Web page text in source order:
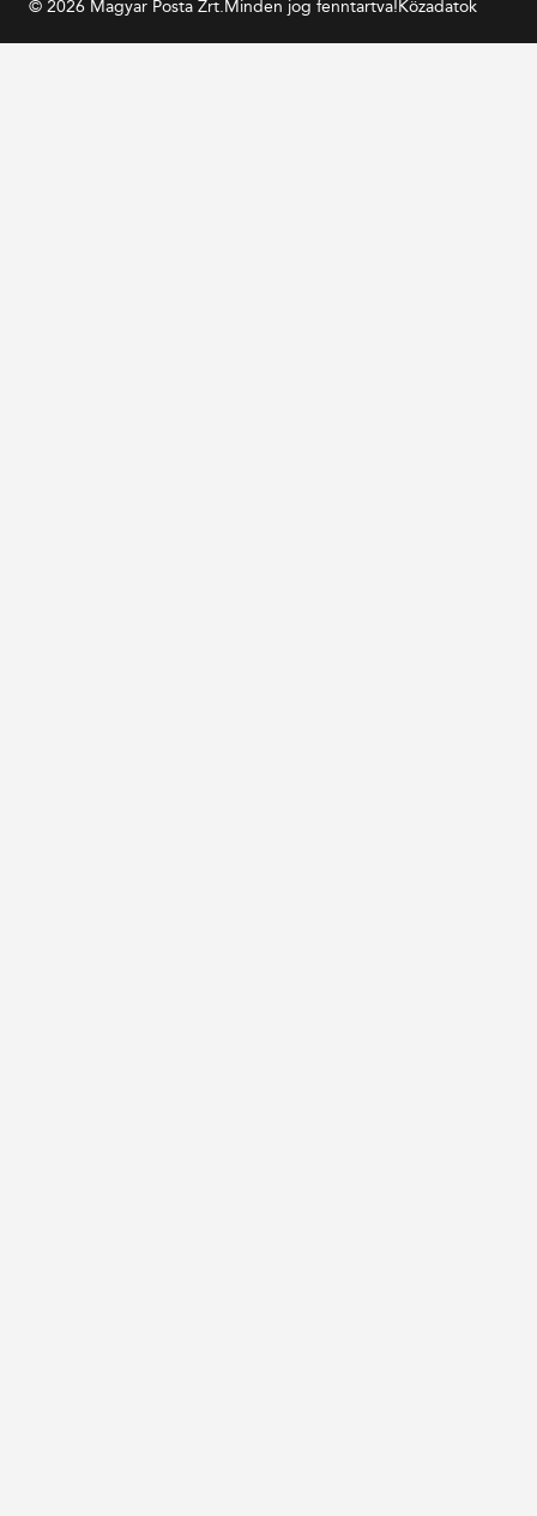
© 2026 Magyar Posta Zrt.Minden jog fenntartva!Közadatok